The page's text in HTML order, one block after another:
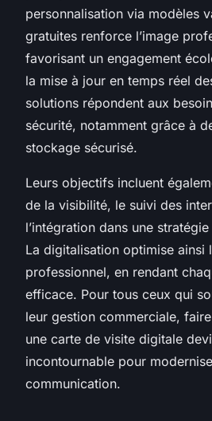
personnalisation via modèles
gratuites renforce l’image
favorisant un engagement
la mise à jour en temps réel
solutions répondent aux
sécurité, notamment grâce à
stockage sécurisé.
Leurs objectifs incluent
de la visibilité, le suivi des
l’intégration dans une
La digitalisation optimise ainsi
professionnel, en rendant
efficace. Pour tous ceux qui
leur gestion commerciale,
une carte de visite digitale
incontournable pour
communication.